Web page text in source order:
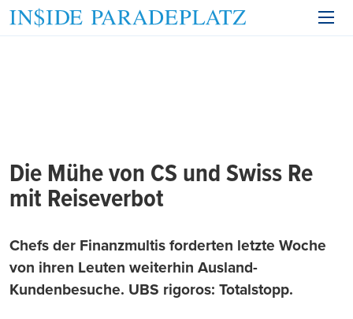
Die Mühe von CS und Swiss Re
mit Reiseverbot
Chefs der Finanzmultis forderten letzte Woche
von ihren Leuten weiterhin Ausland-
Kundenbesuche. UBS rigoros: Totalstopp.